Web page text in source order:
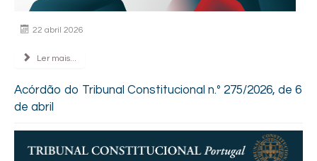
22 abril 2026
Ler mais...
Acórdão do Tribunal Constitucional n.º 275/2026, de 6
de abril